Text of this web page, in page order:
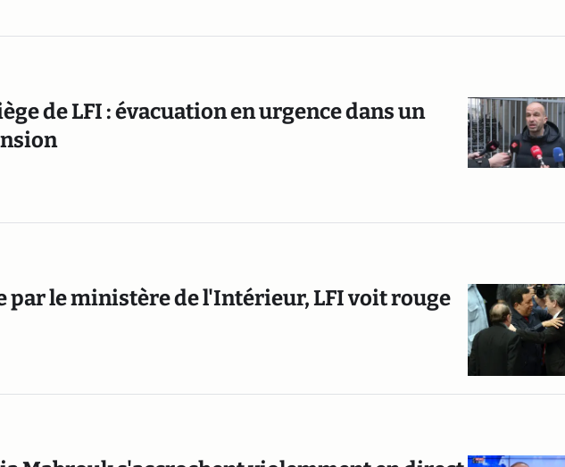
de LFI : évacuation en urgence dans un
par le ministère de l'Intérieur, LFI voit rouge